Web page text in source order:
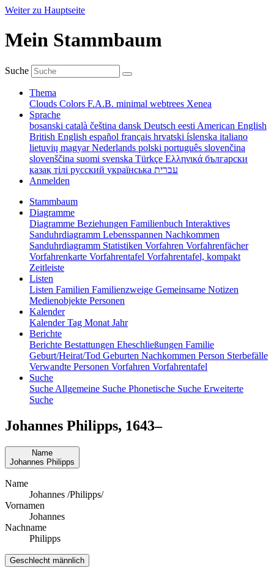
Weiter zu Hauptseite
Mein Stammbaum
Suche
Thema
Clouds Colors F.A.B. minimal webtrees Xenea
Sprache
bosanski català čeština dansk Deutsch eesti American English
British English español français hrvatski íslenska italiano
lietuvių magyarNederlands polski português slovenčina
slovenščina suomi svenska Türkçe Ελληνικά български
қазақ тілі русский українська עברית
Anmelden
Stammbaum
Diagramme
Diagramme Beziehungen Familienbuch Interaktives
Sanduhrdiagramm Lebensspannen Nachkommen
Sanduhrdiagramm Statistiken Vorfahren Vorfahrenfächer
Vorfahrenkarte Vorfahrentafel Vorfahrentafel, kompakt
Zeitleiste
Listen
Listen Familien Familienzweige Gemeinsame Notizen
Medienobjekte Personen
Kalender
KalenderTag Monat Jahr
Berichte
Berichte Bestattungen Eheschließungen Familie
Geburt/Heirat/Tod Geburten Nachkommen Person Sterbefälle
Verwandte Personen Vorfahren Vorfahrentafel
Suche
Suche Allgemeine Suche Phonetische Suche Erweiterte
Suche
Johannes Philipps, 1643–
Name
Johannes Philipps
Name
Johannes /Philipps/
Vornamen
Johannes
Nachname
Philipps
Geschlecht männlich